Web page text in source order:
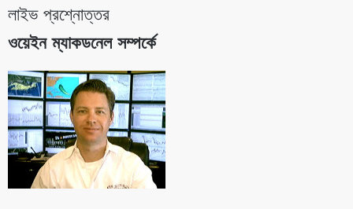
লাইভ প্রশ্নোত্তর
ওয়েইন ম্যাকডনেল সম্পর্কে